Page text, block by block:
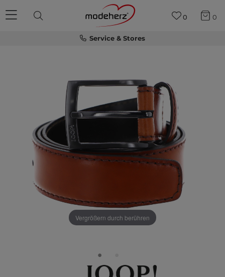
Service & Stores
0 0
Vergrößern durch berühren